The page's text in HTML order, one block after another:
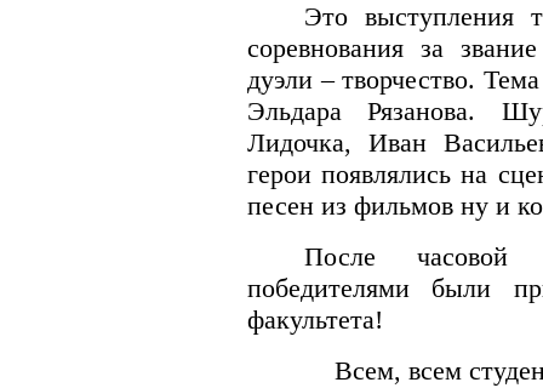
Это выступления
соревнования за
дуэли – творчество.
Эльдара Рязанова.
Лидочка, Иван
герои появлялись на
песен из фильмов ну и
После
победителями были
факультета!
Всем, всем